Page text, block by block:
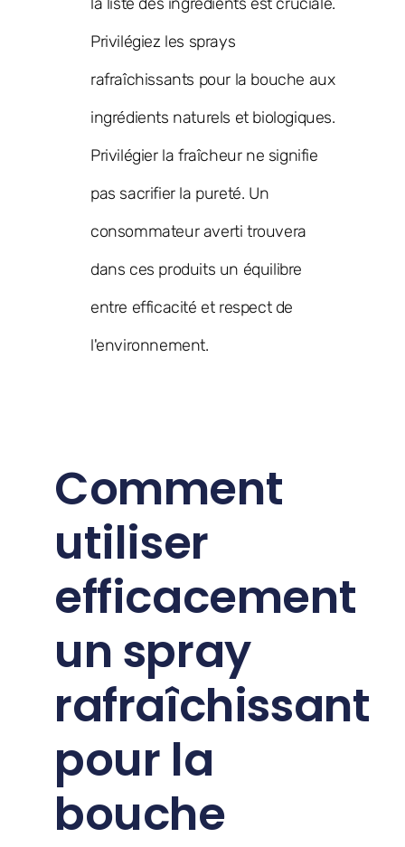
Privilégiez les sprays
rafraîchissants pour la bouche aux
ingrédients naturels et biologiques.
Privilégier la fraîcheur ne signifie
pas sacrifier la pureté. Un
consommateur averti trouvera
dans ces produits un équilibre
entre efficacité et respect de
l'environnement.
Comment
utiliser
efficacement
un spray
rafraîchissant
pour la
bouche